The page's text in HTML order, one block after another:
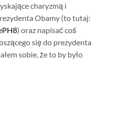
charyzmą i
Obamy (to tutaj:
) oraz napisać coś
się do prezydenta
sobie, że to by było